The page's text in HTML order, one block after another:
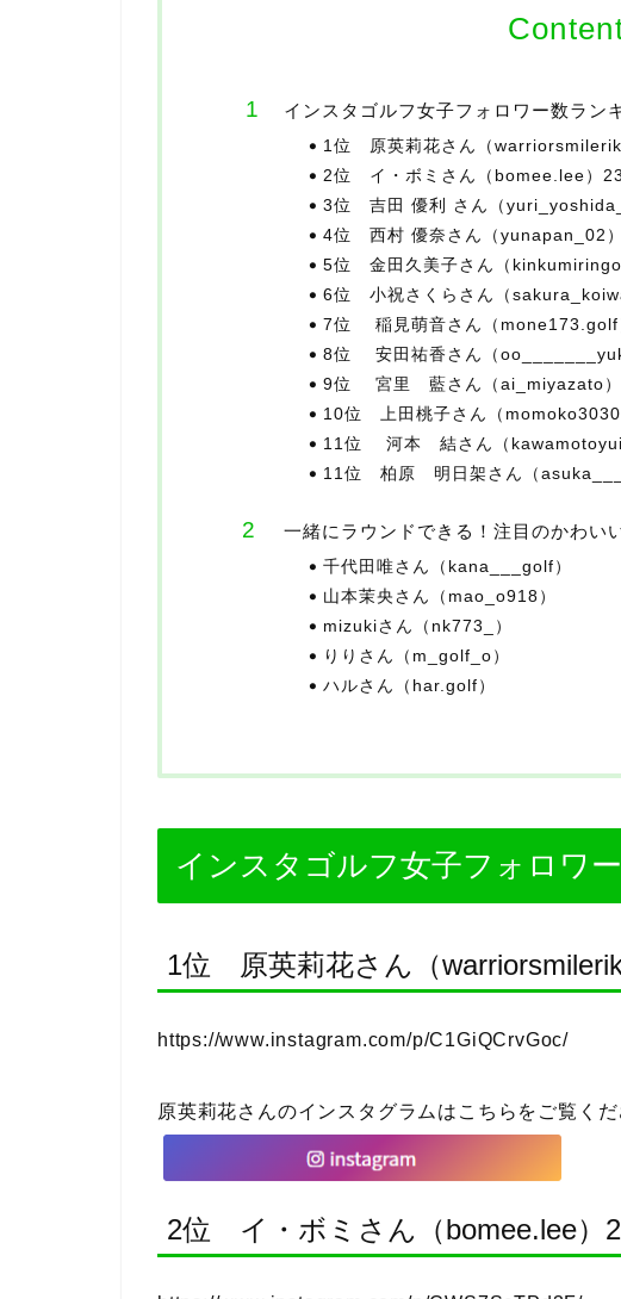
インスタゴルフ女子フォロワー数ラン
1位 原英莉花さん（
2位 イ・ボミさん（bomee.lee）
3位 吉田 優利 さん（
4位 西村 優奈さん（yunapan_02
5位 金田久美子さん（
6位 小祝さくらさん（
7位 稲見萌音さん（mone173.golf
8位 安田祐香さん（
9位 宮里 藍さん（ai_miyazato）
10位 上田桃子さん（
11位 河本 結さん（
11位 柏原 明日架さん（
一緒にラウンドできる！注目のかわい
千代田唯さん（kana___golf）
山本茉央さん（mao_o918）
mizukiさん（nk773_）
りりさん（m_golf_o）
ハルさん（har.golf）
インスタゴルフ女子フォロワ
1位 原英莉花さん（
https://www.instagram.com/p/C1GiQCrvGoc/
原英莉花さんのインスタグラムはこちらをご覧くだ
2位 イ・ボミさん（bomee.lee）